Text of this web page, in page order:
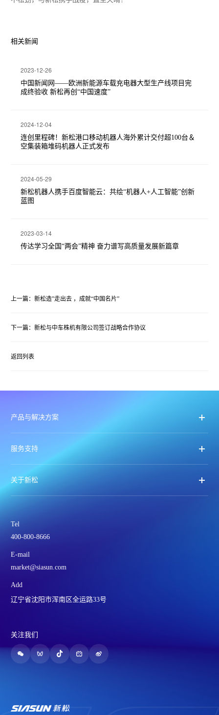
相关新闻
2023-12-26
中国新闻网——欧洲新能源车载充电器大型生产线项目完
成终验收 新松再创“中国速度”
2024-12-04
连创里程碑！新松港口移动机器人海外累计交付超100台＆
空集装箱堆码机器人正式发布
2024-05-29
新松机器人携手百度智能云：共绘“机器人+人工智能”创新
蓝图
2023-03-14
传达学习全国“两会”精神 奋力谱写高质量发展新篇章
上一篇：新松造”走出去 ，成就“中国名片”
下一篇：新松与中车株机有限公司签订战略合作协议
返回列表
产品与解决方案
服务支持
关于新松
Tel
400-800-8666
E-mail
market@siasun.com
Add
辽宁省沈阳市浑南区全运路33号
关注我们